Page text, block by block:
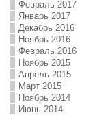
Февраль 2017
Январь 2017
Декабрь 2016
Ноябрь 2016
Февраль 2016
Ноябрь 2015
Апрель 2015
Март 2015
Ноябрь 2014
Июнь 2014